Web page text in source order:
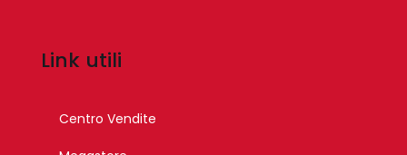
Link utili
Centro Vendite